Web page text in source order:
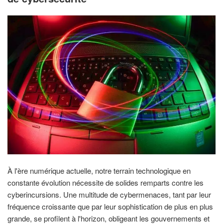
À l'ère numérique actuelle, notre terrain technologique en
constante évolution nécessite de solides remparts contre les
cyberincursions. Une multitude de cybermenaces, tant par leur
fréquence croissante que par leur sophistication de plus en plus
grande, se profilent à l'horizon, obligeant les gouvernements et